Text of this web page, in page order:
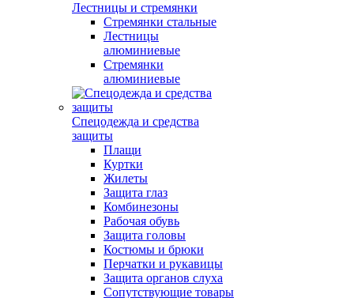
Лестницы и стремянки
Стремянки стальные
Лестницы
алюминиевые
Стремянки
алюминиевые
Спецодежда и средства
защиты
Плащи
Куртки
Жилеты
Защита глаз
Комбинезоны
Рабочая обувь
Защита головы
Костюмы и брюки
Перчатки и рукавицы
Защита органов слуха
Сопутствующие товары